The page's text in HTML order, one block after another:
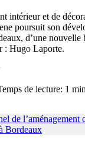
intérieur et de
poursuit son
d’une
: Hugo Laporte.
de lecture: 1